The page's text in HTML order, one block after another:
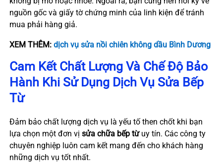
nguồn gốc và giấy tờ chứng minh của linh kiện để tránh
mua phải hàng giả.
XEM THÊM: dịch vụ sửa nồi chiên không dầu Bình Dương
Cam Kết Chất Lượng Và Chế Độ Bảo
Hành Khi Sử Dụng Dịch Vụ Sửa Bếp
Từ
Đảm bảo chất lượng dịch vụ là yếu tố then chốt khi bạn
lựa chọn một đơn vị sửa chữa bếp từuy tín. Các công ty
chuyên nghiệp luôn cam kết mang đến cho khách hàng
những dịch vụ tốt nhất.